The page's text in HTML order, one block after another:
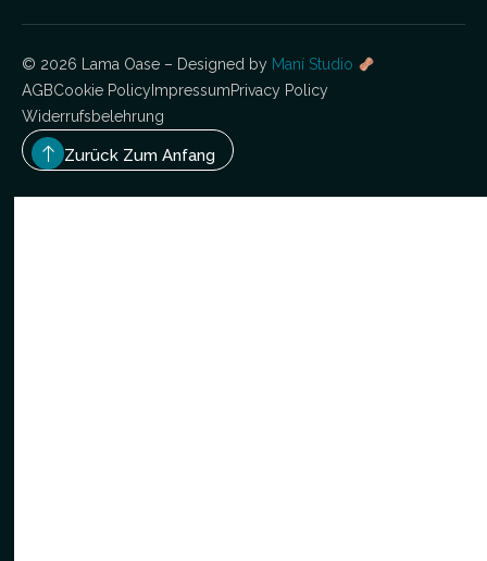
© 2026 Lama Oase – Designed by Maní Studio
AGBCookie Policy ImpressumPrivacy Policy
Widerrufsbelehrung
Zurück Zum Anfang